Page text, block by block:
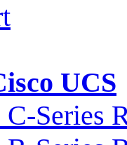
UCS
Series